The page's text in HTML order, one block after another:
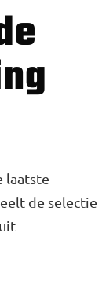
laatste
de selectie